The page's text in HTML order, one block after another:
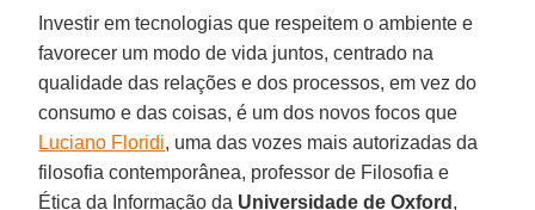
Investir em tecnologias que respeitem o ambiente e
favorecer um modo de vida juntos, centrado na
qualidade das relações e dos processos, em vez do
consumo e das coisas, é um dos novos focos que
Luciano Floridi, uma das vozes mais autorizadas da
filosofia contemporânea, professor de Filosofia e
Ética da Informação da Universidade de Oxford ,